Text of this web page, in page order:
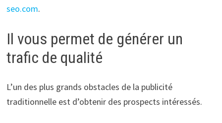
seo.com.
Il vous permet de générer un
trafic de qualité
L’un des plus grands obstacles de la publicité
traditionnelle est d’obtenir des prospects intéressés.